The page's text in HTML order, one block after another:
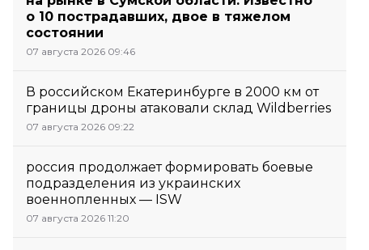
о 10 пострадавших, двое в тяжелом
состоянии
07 августа 2026 09:46
В российском Екатеринбурге в 2000 км от
границы дроны атаковали склад Wildberries
07 августа 2026 09:22
россия продолжает формировать боевые
подразделения из украинских
военнопленных — ISW
07 августа 2026 11:20